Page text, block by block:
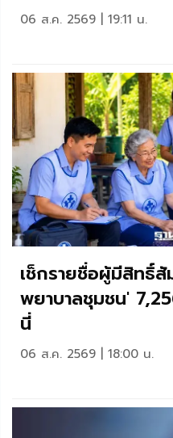
06 ส.ค. 2569 | 19:11 น.
เช็กรายชื่อผู้มีสิทธิ์
พยาบาลชุมชน'
นี่
06 ส.ค. 2569 | 18:00 น.